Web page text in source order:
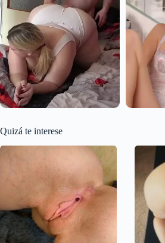
Quizá te interese